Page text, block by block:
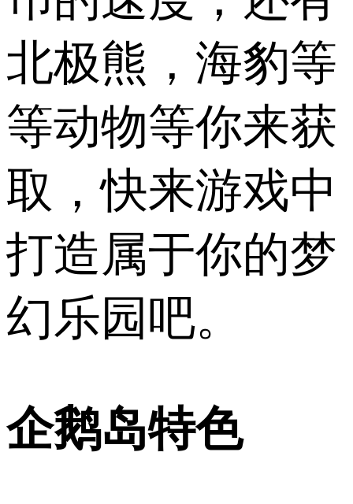
北极熊，海豹等
等动物等你来获
取，快来游戏中
打造属于你的梦
幻乐园吧。
企鹅岛特色